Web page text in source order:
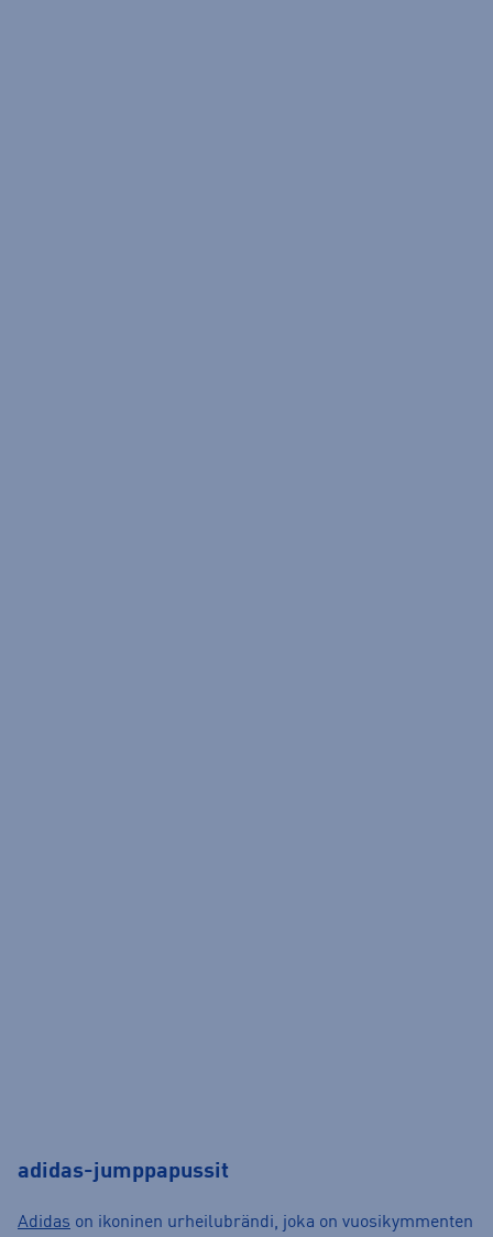
adidas-jumppapussit
Adidas on ikoninen urheilubrändi, joka on vuosikymmenten